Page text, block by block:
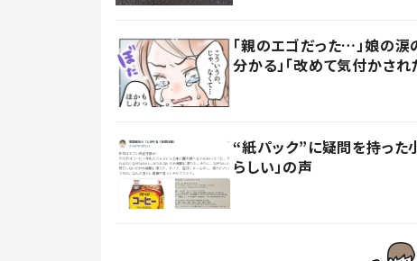
「親のエゴだった…」娘の
分かる」「改めて気付かされ
“紙パック”に疑問を持っ
らしい」の声